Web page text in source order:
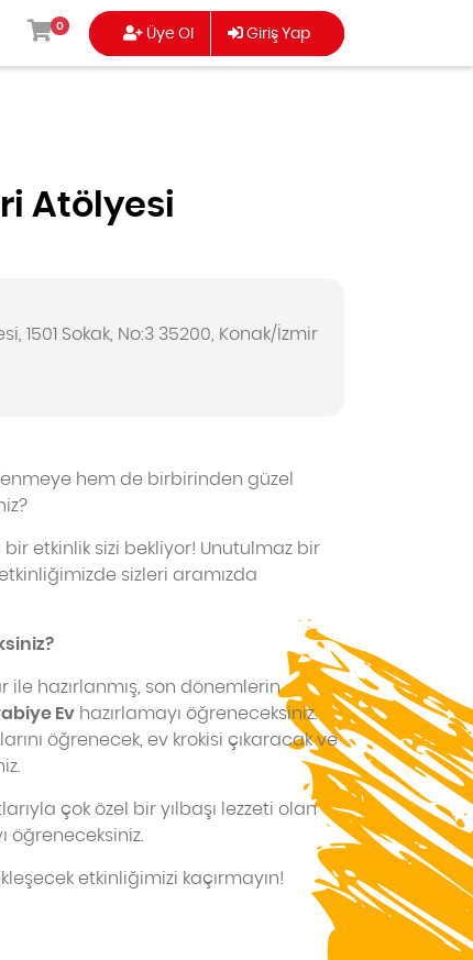
TATLILAR
0 Üye Ol Giriş Yap
Atölyesi
1501 Sokak, No:3 35200, Konak/İzmir
hem de birbirinden güzel
bir etkinlik sizi bekliyor! Unutulmaz bir
sizleri aramızda
hazırlanmış, son dönemlerin
Ev hazırlamayı öğreneceksiniz.
öğrenecek, ev krokisi çıkaracak ve
çok özel bir yılbaşı lezzeti olan
öğreneceksiniz.
etkinliğimizi kaçırmayın!